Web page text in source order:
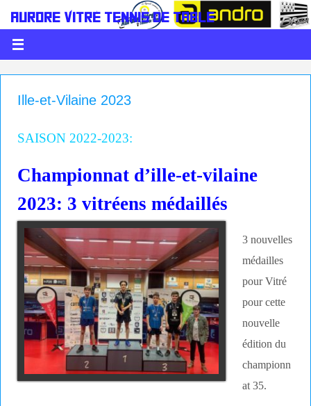
AURORE VITRÉ TENNIS DE TABLE
LE PING C'EST DE LA BALLE
Ille-et-Vilaine 2023
SAISON 2022-2023:
Championnat d’ille-et-vilaine
2023: 3 vitréens médaillés
3 nouvelles
médailles
pour Vitré
pour cette
nouvelle
édition du
championn
at 35.